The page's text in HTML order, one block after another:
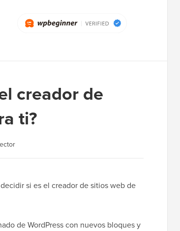
creador de
ti?
si es el creador de sitios web de
de WordPress con nuevos bloques y